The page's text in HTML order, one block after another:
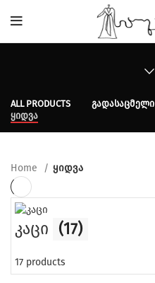
ALL PRODUCTS ᲒᲐᲓᲐᲡᲐᲪᲛᲔᲚᲘ
ᲧᲘᲓᲕᲐ
Home ყიდვა
კაცი (17)
17 products